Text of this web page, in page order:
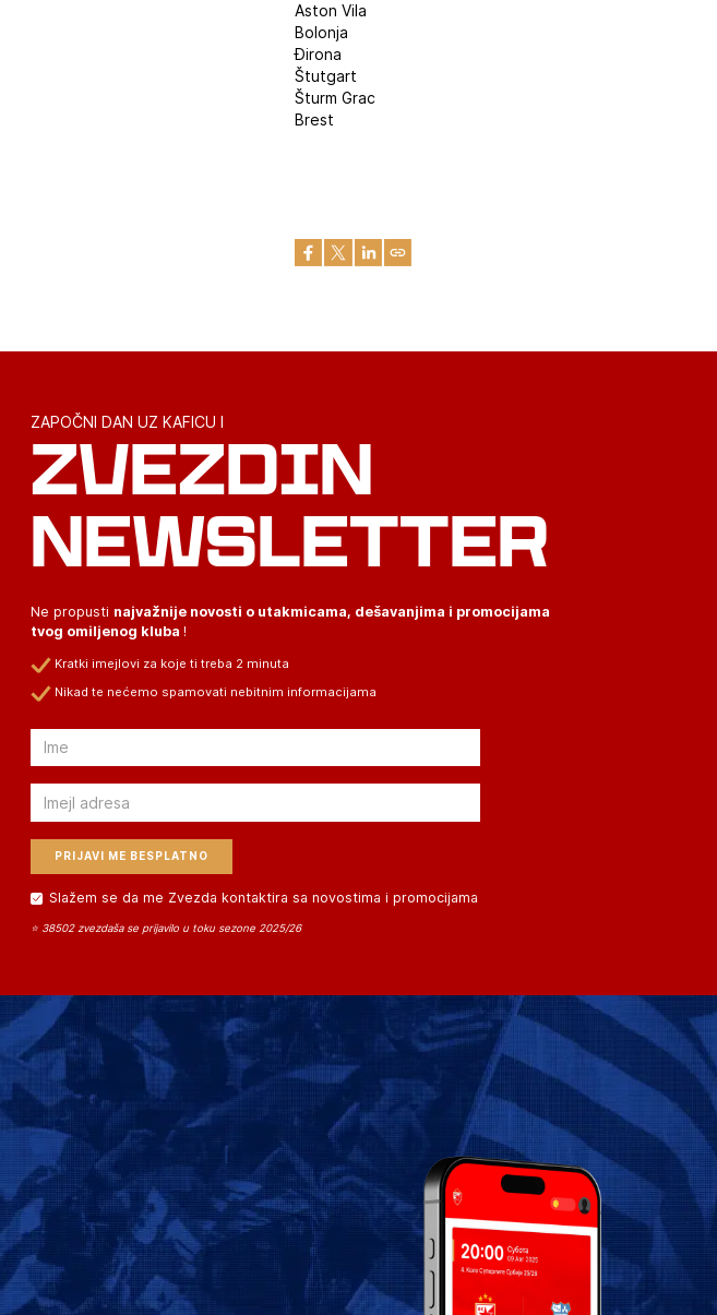
Aston Vila
Bolonja
Đirona
Štutgart
Šturm Grac
Brest
ZAPOČNI DAN UZ KAFICU I
ZVEZDIN
NEWSLETTER
Ne propusti najvažnije novosti o utakmicama, dešavanjima i promocijama
tvog omiljenog kluba !
Kratki imejlovi za koje ti treba 2 minuta
Nikad te nećemo spamovati nebitnim informacijama
Email
Email
Slažem se da me Zvezda kontaktira sa novostima i promocijama
⭐ 38502 zvezdaša se prijavilo u toku sezone 2025/26